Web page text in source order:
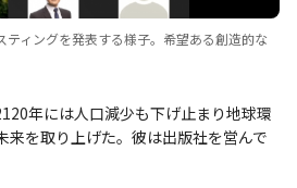
ティングを発表する様子。希望ある創造的な
年には人口減少も下げ止まり地球環
来を取り上げた。彼は出版社を営んで